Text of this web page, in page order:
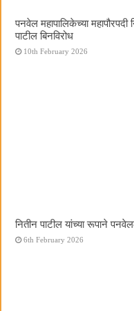
पनवेल महापालिकेच्या महापौरपदी
पाटील बिनविरोध
10th February 2026
नितीन पाटील यांच्या रूपाने
6th February 2026